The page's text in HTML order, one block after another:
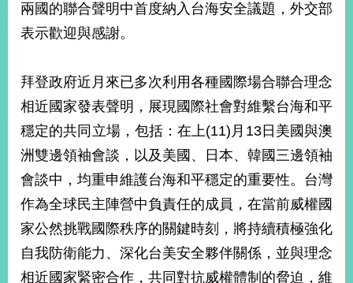
回
頁
站
導
覽
關
於
本
部
新
聞
中
心
外
交
兩國的聯合聲明中首度納入台海安全議題，外交部
表示歡迎與感謝。
拜登政府近月來已多次利用各種國際場合聯合理念
相近國家發表聲明，展現國際社會對維繫台海和平
穩定的共同立場，包括：在上(11)月13日美國與澳
洲雙邊領袖會談，以及美國、日本、韓國三邊領袖
會談中，均重申維護台海和平穩定的重要性。台灣
作為全球民主陣營中負責任的成員，在當前威權國
家公然挑戰國際秩序的關鍵時刻，將持續積極強化
自我防衛能力、深化台美安全夥伴關係，並與理念
相近國家緊密合作，共同對抗威權體制的脅迫，維